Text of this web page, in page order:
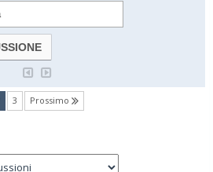
3 Prossimo